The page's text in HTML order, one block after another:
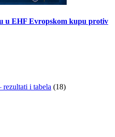
u EHF Evropskom kupu protiv
rezultati i tabela (18)